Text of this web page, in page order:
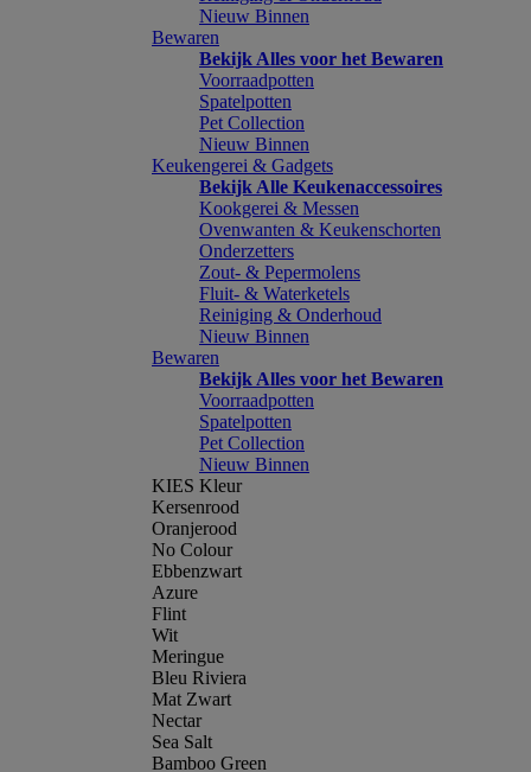
Nieuw Binnen
Bewaren
Bekijk Alles voor het Bewaren
Voorraadpotten
Spatelpotten
Pet Collection
Nieuw Binnen
Keukengerei & Gadgets
Bekijk Alle Keukenaccessoires
Kookgerei & Messen
Ovenwanten & Keukenschorten
Onderzetters
Zout- & Pepermolens
Fluit- & Waterketels
Reiniging & Onderhoud
Nieuw Binnen
Bewaren
Bekijk Alles voor het Bewaren
Voorraadpotten
Spatelpotten
Pet Collection
Nieuw Binnen
KIES Kleur
Kersenrood
Oranjerood
No Colour
Ebbenzwart
Azure
Flint
Wit
Meringue
Bleu Riviera
Mat Zwart
Nectar
Sea Salt
Bamboo Green